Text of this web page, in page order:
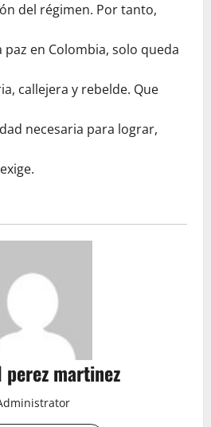
del régimen. Por tanto,
en Colombia, solo queda
callejera y rebelde. Que
necesaria para lograr,
perez martinez